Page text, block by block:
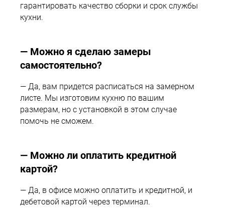
гарантировать качество сборки и срок службы
кухни.
— Можно я сделаю замеры
самостоятельно?
— Да, вам придется расписаться на замерном
листе. Мы изготовим кухню по вашим
размерам, но с установкой в этом случае
помочь не сможем.
— Можно ли оплатить кредитной
картой?
— Да, в офисе можно оплатить и кредитной, и
дебетовой картой через терминал.